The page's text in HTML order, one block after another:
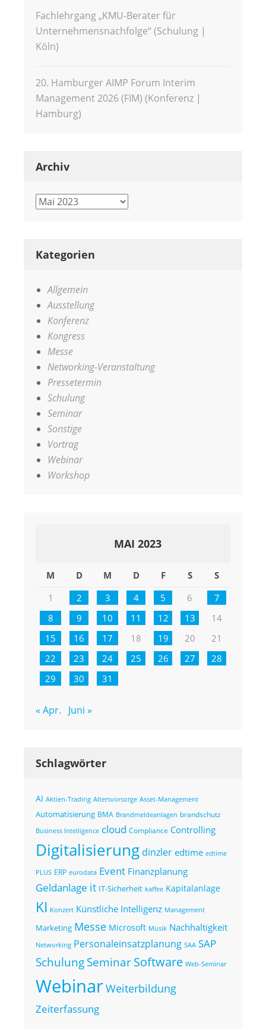
Fachlehrgang „KMU-Berater für
Unternehmensnachfolge“ (Schulung |
Köln)
20. Hamburger AIMP Forum Interim
Management 2026 (FIM) (Konferenz |
Hamburg)
Archiv
Archiv
Kategorien
Allgemein
Ausstellung
Konferenz
Kongress
Messe
Networking-Veranstaltung
Pressetermin
Schulung
Seminar
Sonstige
Vortrag
Webinar
Workshop
MAI 2023
M D M D F S
S
1
2 3 4 5 6
7
8
9 10 11 12 13
14
15
16 17 18 19 20
21
22
23 24 25 26 27
28
29
30 31
« Apr. Juni »
Schlagwörter
AI Aktien-Trading Altersvorsorge Asset-Management
Automatisierung BMA Brandmeldeanlagen brandschutz
Business Intelligence cloud Compliance Controlling
Digitalisierung dinzler edtime edtime
PLUS ERP eurodata Event Finanzplanung
Geldanlage it IT-Sicherheit kaffee Kapitalanlage
KI Konzert Künstliche Intelligenz Management
Marketing Messe Microsoft Musik Nachhaltigkeit
Networking Personaleinsatzplanung SAA SAP
SchulungSeminarSoftware Web-Seminar
WebinarWeiterbildung
Zeiterfassung